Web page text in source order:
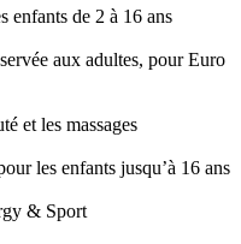
enfants de 2 à 16 ans
aux adultes, pour Euro
et les massages
les enfants jusqu’à 16 ans
& Sport